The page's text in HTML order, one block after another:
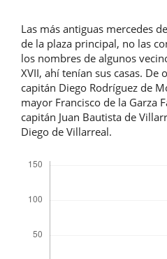
Las más antiguas mercedes
de la plaza principal, no las
los nombres de algunos
XVII, ahí tenían sus casas. De
capitán Diego Rodríguez de
mayor Francisco de la Garza
capitán Juan Bautista de
Diego de Villarreal.